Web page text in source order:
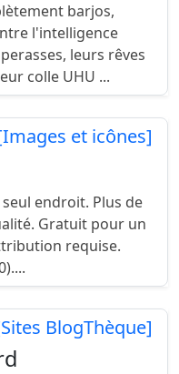
barjos,
l'intelligence
leurs rêves
colle UHU ...
et icônes]
endroit. Plus de
Gratuit pour un
requise.
BlogThèque]